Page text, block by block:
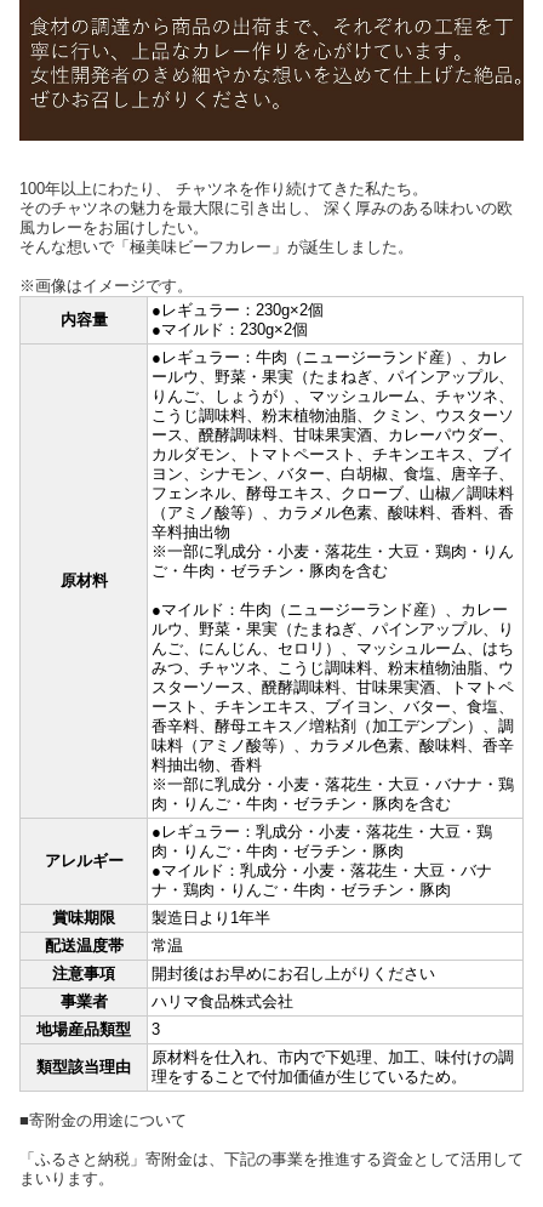
100年以上にわたり、 チャツネを作り続けてきた私たち。
そのチャツネの魅力を最大限に引き出し、 深く厚みのある味わいの欧
風カレーをお届けしたい。
そんな想いで「極美味ビーフカレー」が誕生しました。
※画像はイメージです。
内容量
●レギュラー：230g×2個
●マイルド：230g×2個
原材料
●レギュラー：牛肉（ニュージーランド産）、カレ
ールウ、野菜・果実（たまねぎ、パインアップル、
りんご、しょうが）、マッシュルーム、チャツネ、
こうじ調味料、粉末植物油脂、クミン、ウスターソ
ース、醗酵調味料、甘味果実酒、カレーパウダー、
カルダモン、トマトペースト、チキンエキス、ブイ
ヨン、シナモン、バター、白胡椒、食塩、唐辛子、
フェンネル、酵母エキス、クローブ、山椒／調味料
（アミノ酸等）、カラメル色素、酸味料、香料、香
辛料抽出物
※一部に乳成分・小麦・落花生・大豆・鶏肉・りん
ご・牛肉・ゼラチン・豚肉を含む
●マイルド：牛肉（ニュージーランド産）、カレー
ルウ、野菜・果実（たまねぎ、パインアップル、り
んご、にんじん、セロリ）、マッシュルーム、はち
みつ、チャツネ、こうじ調味料、粉末植物油脂、ウ
スターソース、醗酵調味料、甘味果実酒、トマトペ
ースト、チキンエキス、ブイヨン、バター、食塩、
香辛料、酵母エキス／増粘剤（加工デンプン）、調
味料（アミノ酸等）、カラメル色素、酸味料、香辛
料抽出物、香料
※一部に乳成分・小麦・落花生・大豆・バナナ・鶏
肉・りんご・牛肉・ゼラチン・豚肉を含む
アレルギー
●レギュラー：乳成分・小麦・落花生・大豆・鶏
肉・りんご・牛肉・ゼラチン・豚肉
●マイルド：乳成分・小麦・落花生・大豆・バナ
ナ・鶏肉・りんご・牛肉・ゼラチン・豚肉
賞味期限
製造日より1年半
配送温度帯
常温
注意事項
開封後はお早めにお召し上がりください
事業者
ハリマ食品株式会社
地場産品類型
3
類型該当理由
原材料を仕入れ、市内で下処理、加工、味付けの調
理をすることで付加価値が生じているため。
■寄附金の用途について
「ふるさと納税」寄附金は、下記の事業を推進する資金として活用して
まいります。